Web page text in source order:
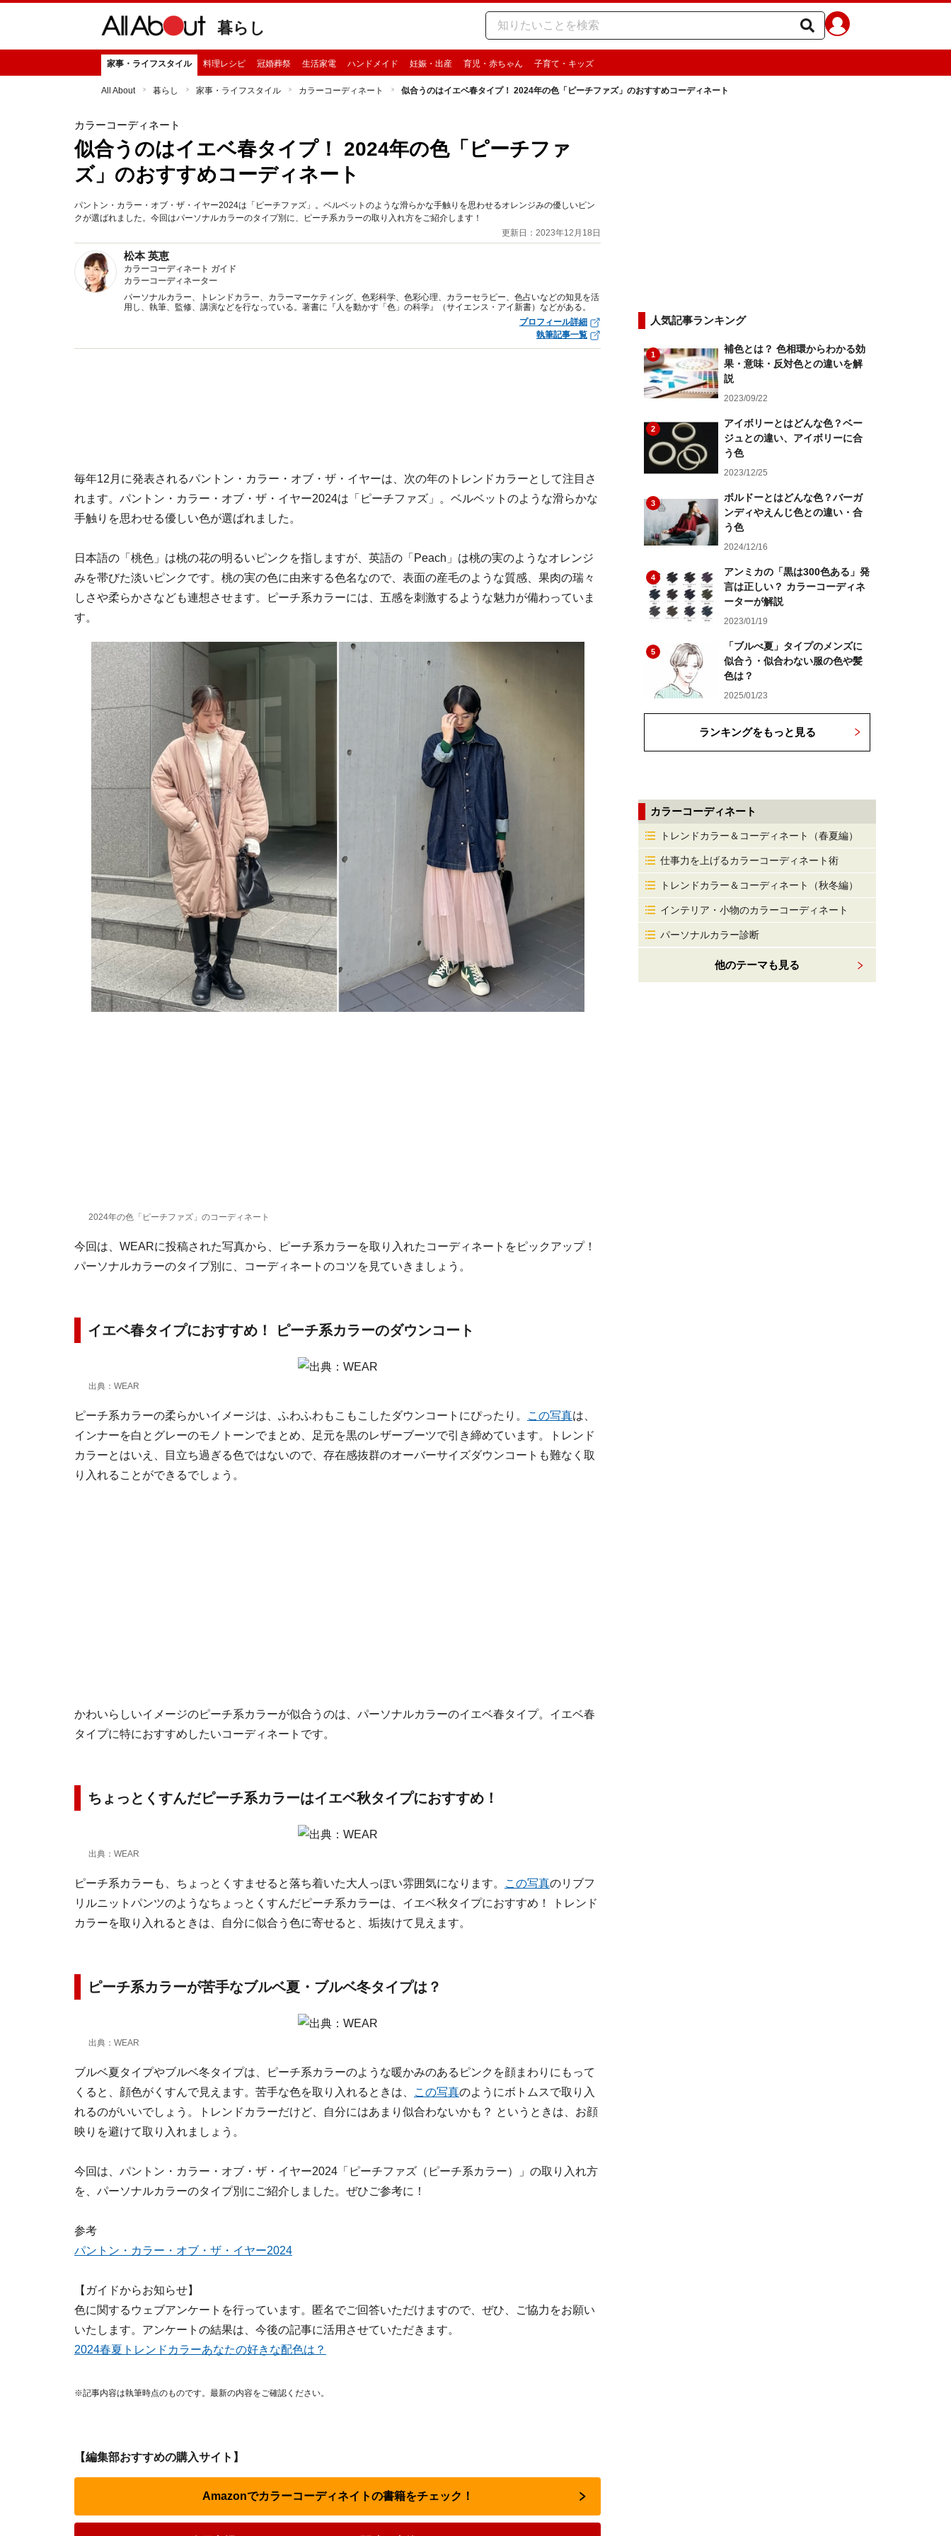
暮らし
家事・ライフスタイル 料理レシピ 冠婚葬祭 生活家電 ハンドメイド 妊娠・出産 育児・赤ちゃん 子育て・キッズ
All About 暮らし 家事・ライフスタイル カラーコーディネート 似合うのはイエベ春タイプ！ 2024年の色「ピーチファズ」のおすすめコーディネート
カラーコーディネート
似合うのはイエベ春タイプ！ 2024年の色「ピーチファ
ズ」のおすすめコーディネート
パントン・カラー・オブ・ザ・イヤー2024は「ピーチファズ」。ベルベットのような滑らかな手触りを思わせるオレンジみの優しいピン
クが選ばれました。今回はパーソナルカラーのタイプ別に、ピーチ系カラーの取り入れ方をご紹介します！
更新日：2023年12月18日
松本 英恵
カラーコーディネート ガイド
カラーコーディネーター
パーソナルカラー、トレンドカラー、カラーマーケティング、色彩科学、色彩心理、カラーセラピー、色占いなどの知見を活
用し、執筆、監修、講演などを行なっている。著書に『人を動かす「色」の科学』（サイエンス・アイ新書）などがある。
プロフィール詳細
執筆記事一覧
毎年12月に発表されるパントン・カラー・オブ・ザ・イヤーは、次の年のトレンドカラーとして注目さ
れます。パントン・カラー・オブ・ザ・イヤー2024は「ピーチファズ」。ベルベットのような滑らかな
手触りを思わせる優しい色が選ばれました。
日本語の「桃色」は桃の花の明るいピンクを指しますが、英語の「Peach」は桃の実のようなオレンジ
みを帯びた淡いピンクです。桃の実の色に由来する色名なので、表面の産毛のような質感、果肉の瑞々
しさや柔らかさなども連想させます。ピーチ系カラーには、五感を刺激するような魅力が備わっていま
す。
2024年の色「ピーチファズ」のコーディネート
今回は、WEARに投稿された写真から、ピーチ系カラーを取り入れたコーディネートをピックアップ！
パーソナルカラーのタイプ別に、コーディネートのコツを見ていきましょう。
イエベ春タイプにおすすめ！ ピーチ系カラーのダウンコート
出典：WEAR
ピーチ系カラーの柔らかいイメージは、ふわふわもこもこしたダウンコートにぴったり。 この写真は、
インナーを白とグレーのモノトーンでまとめ、足元を黒のレザーブーツで引き締めています。トレンド
カラーとはいえ、目立ち過ぎる色ではないので、存在感抜群のオーバーサイズダウンコートも難なく取
り入れることができるでしょう。
かわいらしいイメージのピーチ系カラーが似合うのは、パーソナルカラーのイエベ春タイプ。イエベ春
タイプに特におすすめしたいコーディネートです。
ちょっとくすんだピーチ系カラーはイエベ秋タイプにおすすめ！
出典：WEAR
ピーチ系カラーも、ちょっとくすませると落ち着いた大人っぽい雰囲気になります。 この写真のリブフ
リルニットパンツのようなちょっとくすんだピーチ系カラーは、イエベ秋タイプにおすすめ！ トレンド
カラーを取り入れるときは、自分に似合う色に寄せると、垢抜けて見えます。
ピーチ系カラーが苦手なブルベ夏・ブルベ冬タイプは？
出典：WEAR
ブルベ夏タイプやブルベ冬タイプは、ピーチ系カラーのような暖かみのあるピンクを顔まわりにもって
くると、顔色がくすんで見えます。苦手な色を取り入れるときは、
この写真のようにボトムスで取り入
れるのがいいでしょう。トレンドカラーだけど、自分にはあまり似合わないかも？ というときは、お顔
映りを避けて取り入れましょう。
今回は、パントン・カラー・オブ・ザ・イヤー2024「ピーチファズ（ピーチ系カラー）」の取り入れ方
を、パーソナルカラーのタイプ別にご紹介しました。ぜひご参考に！
参考
パントン・カラー・オブ・ザ・イヤー2024
【ガイドからお知らせ】
色に関するウェブアンケートを行っています。匿名でご回答いただけますので、ぜひ、ご協力をお願い
いたします。アンケートの結果は、今後の記事に活用させていただきます。
2024春夏トレンドカラーあなたの好きな配色は？
※記事内容は執筆時点のものです。最新の内容をご確認ください。
【編集部おすすめの購入サイト】
Amazonでカラーコーディネイトの書籍をチェック！
人気記事ランキング
1
補色とは？ 色相環からわかる効
果・意味・反対色との違いを解
説
2023/09/22
2
アイボリーとはどんな色？ベー
ジュとの違い、アイボリーに合
う色
2023/12/25
3
ボルドーとはどんな色？バーガ
ンディやえんじ色との違い・合
う色
2024/12/16
4
アンミカの「黒は300色ある」発
言は正しい？ カラーコーディネ
ーターが解説
2023/01/19
5
「ブルべ夏」タイプのメンズに
似合う・似合わない服の色や髪
色は？
2025/01/23
ランキングをもっと見る
カラーコーディネート
トレンドカラー＆コーディネート（春夏編）
仕事力を上げるカラーコーディネート術
トレンドカラー＆コーディネート（秋冬編）
インテリア・小物のカラーコーディネート
パーソナルカラー診断
他のテーマも見る